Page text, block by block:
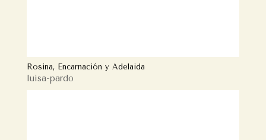
Rosina, Encarnación y Adelaida
luisa-pardo